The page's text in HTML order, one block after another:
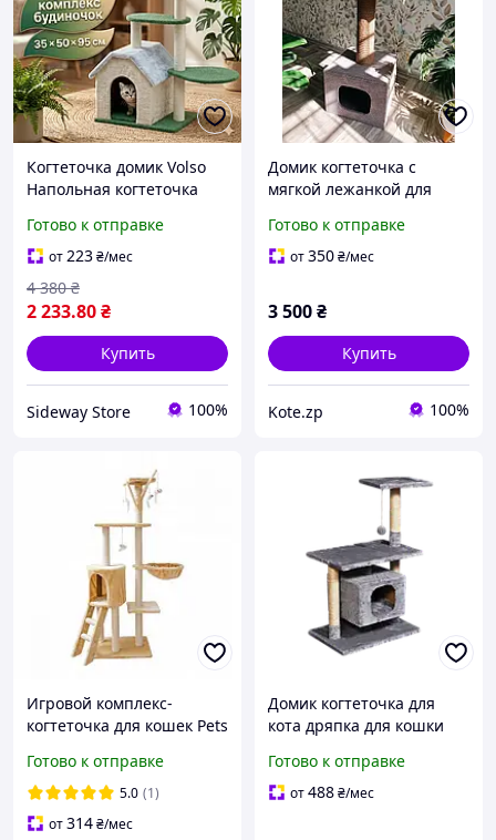
Когтеточка домик Volso
Напольная когтеточка
кошек 95 см Когтеточка
комплекс для кошек
Когтеточка лежак
Готово к отправке
от223₴/мес
2 233.80₴
4 380 ₴
Купить
Sideway Store 100%
Домик когтеточка с
мягкой лежанкой для
Готово к отправке
от350₴/мес
3 500₴
Купить
Kote.zp 100%
Игровой комплекс-
когтеточка для кошек Pets
для кота, бежевый
Готово к отправке
5.0 (1)
от314₴/мес
Домик когтеточка для
кота дряпка для кошки
96 см в сизалевой
веревке Серый
Готово к отправке
от488₴/мес